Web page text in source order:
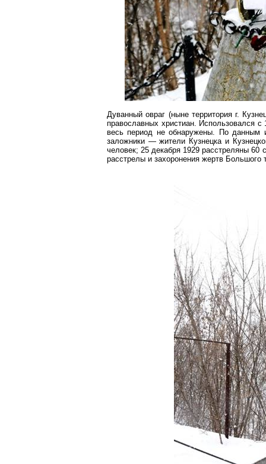
Дуванный овраг (ныне территория г.
православных христиан. Использовался
весь период не обнаружены. По данным
заложники — жители Кузнецка и
человек; 25 декабря 1929 расстреляны
расстрелы и захоронения жертв Большого